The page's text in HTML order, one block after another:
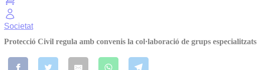
Societat
Protecció Civil regula amb convenis la col·laboració de grups especialitzats